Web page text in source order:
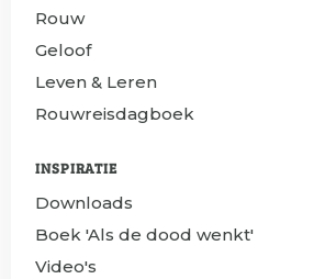
Rouw
Geloof
Leven & Leren
Rouwreisdagboek
INSPIRATIE
Downloads
Boek 'Als de dood wenkt'
Video's